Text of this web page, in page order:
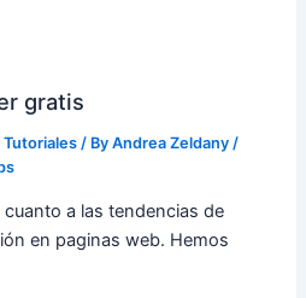
gratis
Tutoriales / ByAndrea Zeldany /
a las tendencias de
en paginas web. Hemos